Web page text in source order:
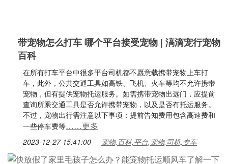
带宠物怎么打车 哪个平台接受宠物 | 滈滴宠行宠物
百科
在所有打车平台中很多平台司机都不愿意载携带宠物上车打
车，此外，公共交通工具如高铁、飞机、火车等均不允许携带
宠物，但有提供宠物托运服务。如需携带宠物出远门，应提前
查询所乘交通工具是否允许携带宠物，以及是否有托运服务。
不过，宠物出行需注意以下事项：提前告知费用包含高速费和
一些停车费等……更多
2023-12-27 15:41:00 宠物,百科,平台,宠物,司机,专车